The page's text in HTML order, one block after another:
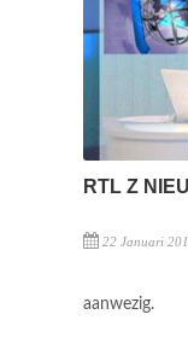
RTL Z
22 Januari
aanwezig.